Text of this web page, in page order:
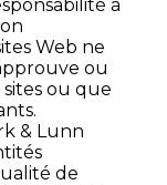
à
Web ne
ou
ou que
& Lunn
de